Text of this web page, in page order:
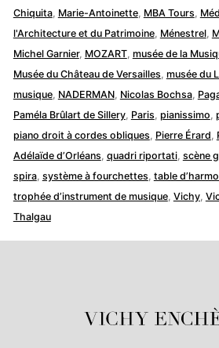
Chiquita, Marie-Antoinette, MBA Tours,
l'Architecture et du Patrimoine, Ménestrel,
Michel Garnier, MOZART, musée de la
Musée du Château de Versailles, musée du
musique, NADERMAN, Nicolas Bochsa,
Paméla Brûlart de Sillery, Paris, pianissimo,
piano droit à cordes obliques, Pierre Érard,
Adélaïde d’Orléans, quadri riportati, scène
spira, système à fourchettes, table
trophée d’instrument de musique, Vichy,
Thalgau